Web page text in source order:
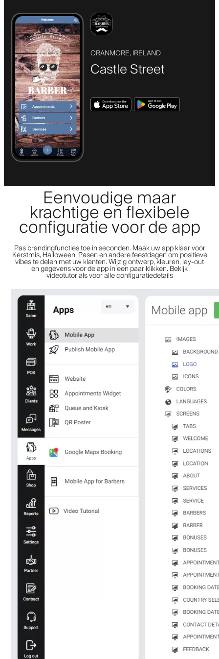
ORANMORE, IRELAND
Castle Street
Eenvoudige maar
krachtige en flexibele
configuratie voor de app
Pas brandingfuncties toe in seconden. Maak uw app klaar voor
Kerstmis, Halloween, Pasen en andere feestdagen om positieve
vibes te delen met uw klanten. Wijzig ontwerp, kleuren, lay-out
en gegevens voor de app in een paar klikken. Bekijk
videotutorials voor alle configuratiedetails